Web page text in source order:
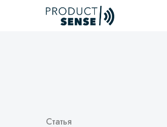
Категория
Статья